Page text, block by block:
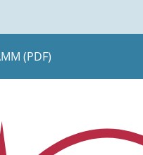
(PDF)